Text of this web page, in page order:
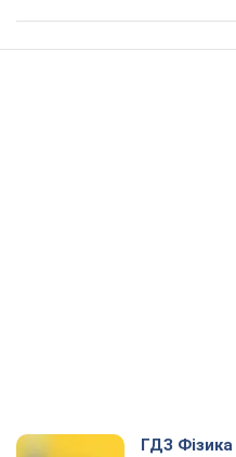
ГДЗ Фізика